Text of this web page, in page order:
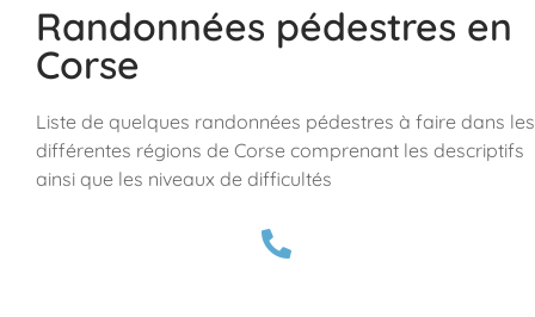
Randonnées pédestres en
Corse
Liste de quelques randonnées pédestres à faire dans les
différentes régions de Corse comprenant les descriptifs
ainsi que les niveaux de difficultés